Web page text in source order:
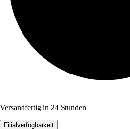
Versandfertig in 24 Stunden
Filialverfügbarkeit